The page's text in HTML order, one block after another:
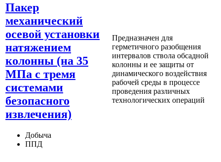
Пакер
механический
осевой установки
натяжением
колонны (на 35
МПа с тремя
системами
безопасного
извлечения)
Добыча
ППД
Предназначен для
герметичного разобщения
интервалов ствола обсадной
колонны и ее защиты от
динамического воздействия
рабочей среды в процессе
проведения различных
технологических операций